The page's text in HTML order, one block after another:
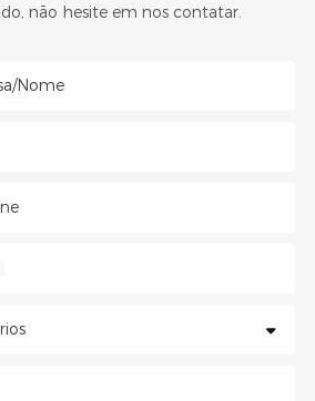
não hesite em nos contatar.
Nome